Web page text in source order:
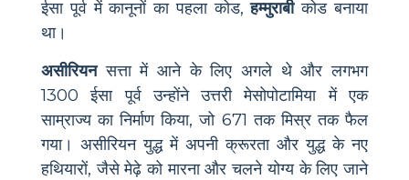
ईसा पूर्व में कानूनों का पहला कोड,हम्मुराबीकोड बनाया
था।
असीरियनसत्ता में आने के लिए अगले थे और लगभग
1300 ईसा पूर्व उन्होंने उत्तरी मेसोपोटामिया में एक
साम्राज्य का निर्माण किया, जो 671 तक मिस्र तक फैल
गया। असीरियन युद्ध में अपनी क्रूरता और युद्ध के नए
हथियारों, जैसे मेढ़े को मारना और चलने योग्य के लिए जाने